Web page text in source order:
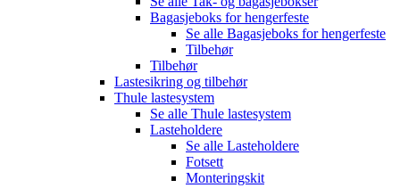
Bagasjeboks for hengerfeste
Se alle Bagasjeboks for hengerfeste
Tilbehør
Tilbehør
Lastesikring og tilbehør
Thule lastesystem
Se alle Thule lastesystem
Lasteholdere
Se alle Lasteholdere
Fotsett
Monteringskit